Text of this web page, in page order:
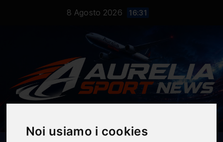
Noi usiamo i cookies
8 Agosto 2026 16:31